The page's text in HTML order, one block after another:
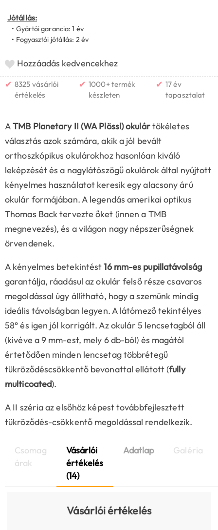
Jótállás:
• Gyártói garancia: 1 év
• Fogyasztói jótállás: 2 év
Hozzáadás kedvencekhez
✔ 8325 vásárlói
értékelés
✔ 1000+ termék
készleten
✔ 17 év
tapasztalat
ATMB Planetary II (WA Plössl) okulártökéletes
választás azok számára, akik a jól bevált
orthoszkópikus okulárokhoz hasonlóan kiváló
leképzését és a nagylátószögű okulárok által nyújtott
kényelmes használatot keresik egy alacsony árú
okulár formájában. A legendás amerikai optikus
Thomas Back tervezte őket (innen a TMB
megnevezés), és a világon nagy népszerűségnek
örvendenek.
A kényelmes betekintést16 mm-es pupillatávolság
garantálja, ráadásul az okulár felső része csavaros
megoldással úgy állítható, hogy a szemünk mindig
ideális távolságban legyen. A látómező tekintélyes
58° és igen jól korrigált. Az okulár 5 lencsetagból áll
(kivéve a 9 mm-est, mely 6 db-ból) és magától
értetődően minden lencsetag többrétegű
tükröződéscsökkentő bevonattal ellátott (fully
multicoated).
A II széria az elsőhöz képest továbbfejlesztett
tükröződés-csökkentő megoldással rendelkezik.
Csomag
árak
Vásárlói
értékelés
(14)
Adatlap Galéria
Vásárlói értékelés